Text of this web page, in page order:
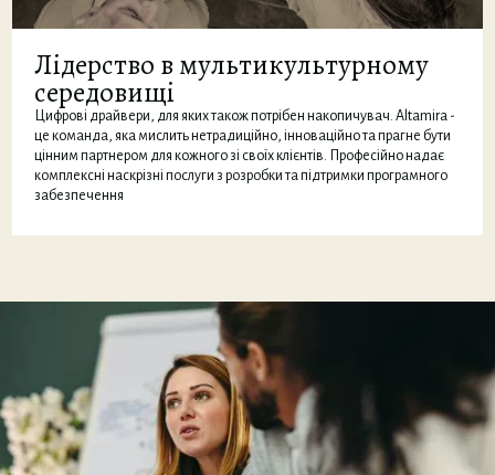
Лідерство в мультикультурному
середовищі
Цифрові драйвери, для яких також потрібен накопичувач. Altamira -
це команда, яка мислить нетрадиційно, інноваційно та прагне бути
цінним партнером для кожного зі своїх клієнтів. Професійно надає
комплексні наскрізні послуги з розробки та підтримки програмного
забезпечення